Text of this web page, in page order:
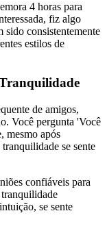
4 horas para
fiz algo
sido consistentemente
estilos de
de amigos,
Você pergunta 'Você
mesmo após
se sente
confiáveis para
tranquilidade
se sente